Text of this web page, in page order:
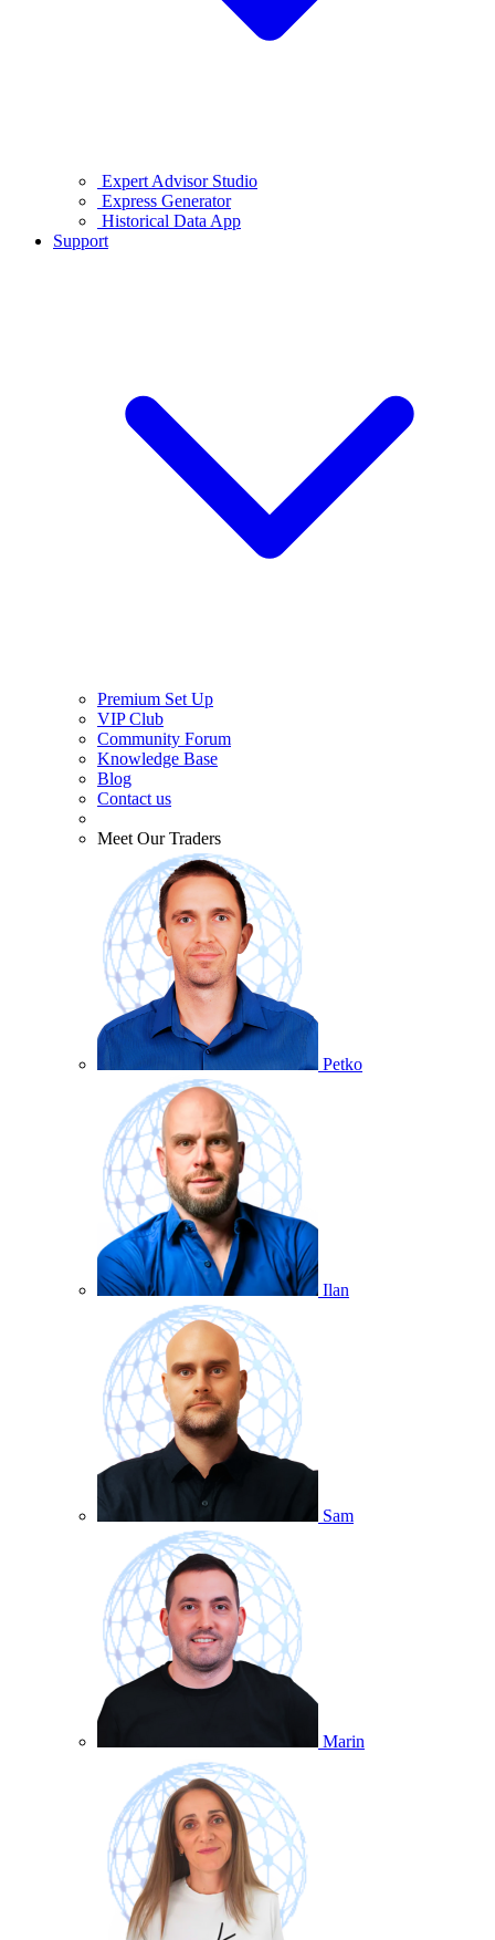
Expert Advisor Studio
Express Generator
Historical Data App
Support
Premium Set Up
VIP Club
Community Forum
Knowledge Base
Blog
Contact us
Meet Our Traders
Petko
Ilan
Sam
Marin